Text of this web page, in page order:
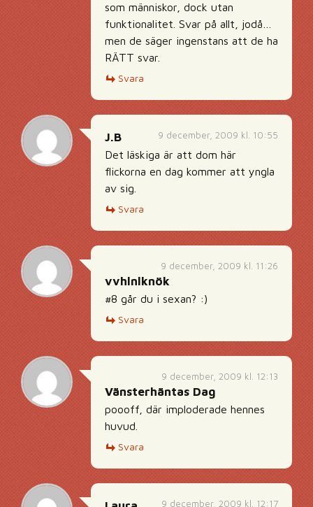
som människor, dock utan
funktionalitet. Svar på allt, jodå…
men de säger ingenstans att de ha
RÄTT svar.
Svara
9 december, 2009 kl. 10:55
J.B
Det läskiga är att dom här
flickorna en dag kommer att yngla
av sig.
Svara
9 december, 2009 kl. 11:26
vvhlnlknök
#8 går du i sexan? :)
Svara
9 december, 2009 kl. 12:13
Vänsterhäntas Dag
poooff, där imploderade hennes
huvud.
Svara
9 december, 2009 kl. 12:17